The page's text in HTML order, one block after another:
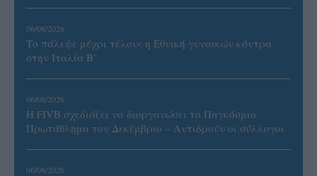
06/08/2026
Το πάλεψε μέχρι τέλους η Εθνική γυναικών κόντρα
στην Ιταλία Β’
06/08/2026
Η FIVB σχεδιάζει να διοργανώσει το Παγκόσμιο
Πρωτάθλημα τον Δεκέμβριο – Αντιδρούν οι σύλλογοι
06/08/2026